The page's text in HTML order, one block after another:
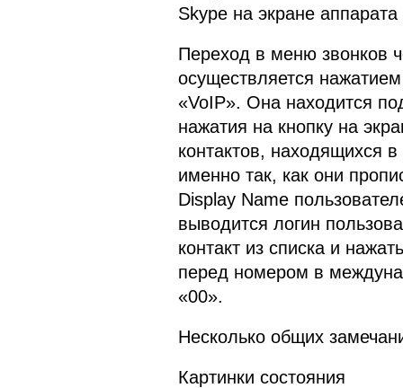
Skype на экране
Переход в меню звонков
осуществляется
«VoIP». Она находится
нажатия на кнопку на
контактов, находящихся
именно так, как они
Display Name
выводится логин
контакт из списка и
перед номером в
«00».
Несколько общих
Картинки состояния